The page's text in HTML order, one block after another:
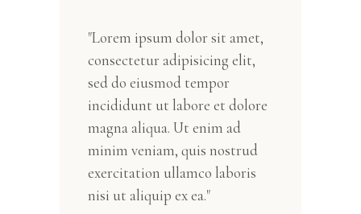
"Lorem ipsum dolor sit amet,
consectetur adipisicing elit,
sed do eiusmod tempor
incididunt ut labore et dolore
magna aliqua. Ut enim ad
minim veniam, quis nostrud
exercitation ullamco laboris
nisi ut aliquip ex ea."